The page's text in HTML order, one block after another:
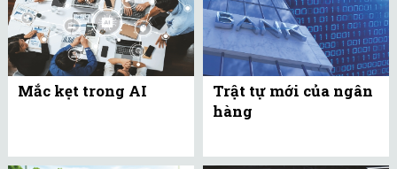
Mắc kẹt trong AI
Trật tự mới của ngân
hàng